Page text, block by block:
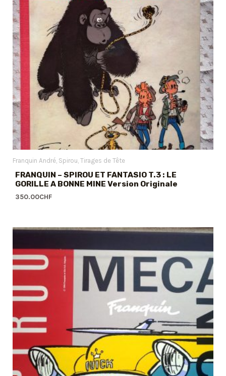
Franquin André Spirou Tirages de Tête
FRANQUIN – SPIROU ET FANTASIO T.3 : LE
GORILLE A BONNE MINE Version Originale
350.00CHF